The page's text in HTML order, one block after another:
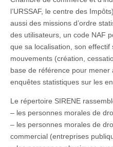
l’URSSAF, le centre des
aussi des missions d’ordre
des utilisateurs, un code NAF
que sa localisation, son effectif
mouvements (création,
base de référence pour
enquêtes statistiques sur les
Le répertoire SIRENE
– les personnes morales de
– les personnes morales de
commercial (entreprises